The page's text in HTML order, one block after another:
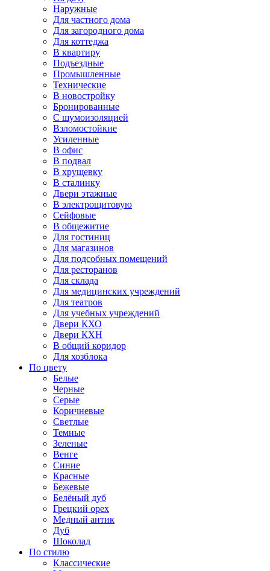
Наружные
Для частного дома
Для загородного дома
Для коттеджа
В квартиру
Подъездные
Промышленные
Технические
В новостройку
Бронированные
С шумоизоляцией
Взломостойкие
Усиленные
В офис
В подвал
В хрущевку
В сталинку
Двери этажные
В электрощитовую
Сейфовые
В общежитие
Для гостиниц
Для магазинов
Для подсобных помещений
Для ресторанов
Для склада
Для медицинских учреждений
Для театров
Для учебных учреждений
Двери КХО
Двери КХН
В общий коридор
Для хозблока
По цвету
Белые
Черные
Серые
Коричневые
Светлые
Темные
Зеленые
Венге
Синие
Красные
Бежевые
Белёный дуб
Грецкий орех
Медный антик
Дуб
Шоколад
По стилю
Классические